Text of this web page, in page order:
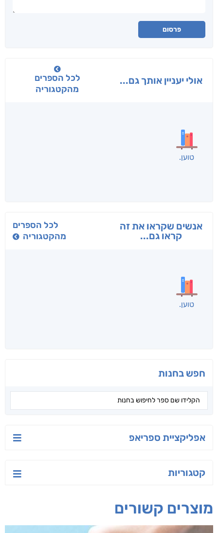
פרסום
אולי יעניין אותך גם...
לכל הספרים
מהקטגוריה
בפנוכו
חני שאטן
תרדמת
א. פ.
אנשים שקראו את זה
יאיר פומרנץ עו"ד מאלק חיר